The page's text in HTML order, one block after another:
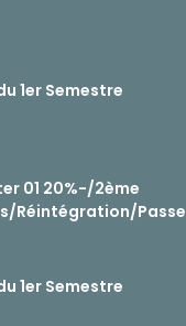
1er Semestre
01 20%-/2ème
Réintégration/
1er Semestre